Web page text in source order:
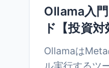
Ollama入
ド【投資対
Ollamaは
ル実行するツ